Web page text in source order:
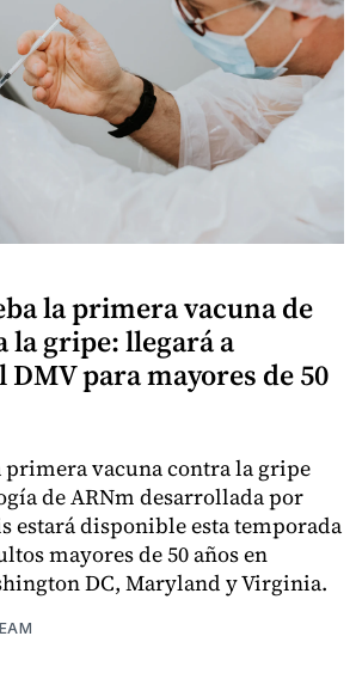
la primera vacuna de
la gripe: llegará a
para mayores de 50
primera vacuna contra la gripe
de ARNm desarrollada por
estará disponible esta temporada
mayores de 50 años en
DC, Maryland y Virginia.